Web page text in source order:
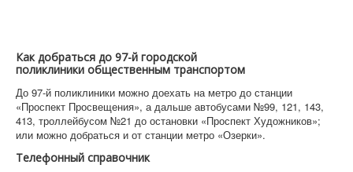
Как добраться до 97-й городской
поликлиники общественным транспортом
До 97-й поликлиники можно доехать на метро до станции
«Проспект Просвещения», а дальше автобусами №99, 121, 143,
413, троллейбусом №21 до остановки «Проспект Художников»;
или можно добраться и от станции метро «Озерки».
Телефонный справочник